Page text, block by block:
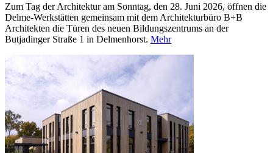
Zum Tag der Architektur am Sonntag, den 28. Juni 2026, öffnen die
Delme-Werkstätten gemeinsam mit dem Architekturbüro B+B
Architekten die Türen des neuen Bildungszentrums an der
Butjadinger Straße 1 in Delmenhorst. Mehr